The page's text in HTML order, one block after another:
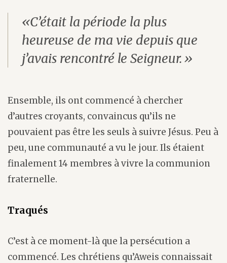
«C’était la période la plus
heureuse de ma vie depuis que
j’avais rencontré le Seigneur.»
Ensemble, ils ont commencé à chercher
d’autres croyants, convaincus qu’ils ne
pouvaient pas être les seuls à suivre Jésus. Peu à
peu, une communauté a vu le jour. Ils étaient
finalement 14 membres à vivre la communion
fraternelle.
Traqués
C’est à ce moment-là que la persécution a
commencé. Les chrétiens qu’Aweis connaissait